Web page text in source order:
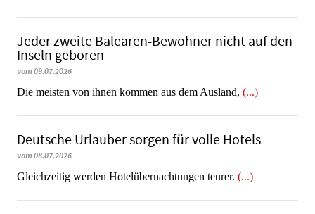
Jeder zweite Balearen-Bewohner nicht auf den
Inseln geboren
vom 09.07.2026
Die meisten von ihnen kommen aus dem Ausland, (...)
Deutsche Urlauber sorgen für volle Hotels
vom 08.07.2026
Gleichzeitig werden Hotelübernachtungen teurer. (...)